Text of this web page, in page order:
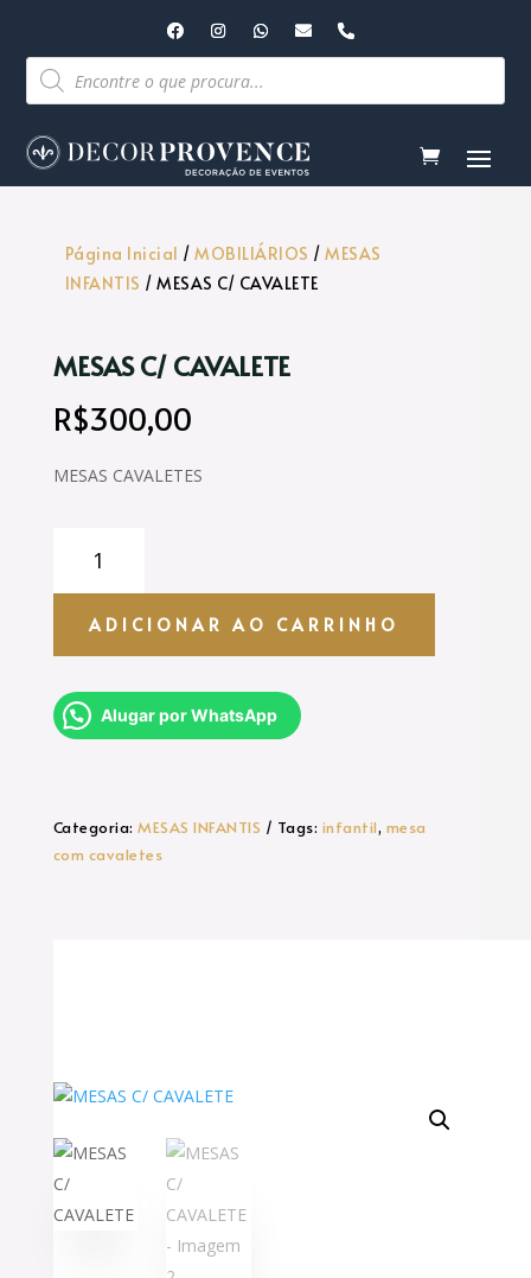
Pesquisar
produtos
Página Inicial /MOBILIÁRIOS /MESAS
INFANTIS / MESAS C/ CAVALETE
MESAS C/ CAVALETE
R$300,00
MESAS CAVALETES
CAVALETE
quantidade
ADICIONAR AO CARRINHO
Alugar por WhatsApp
Categoria:MESAS INFANTIS Tags: infantil, mesa
com cavaletes